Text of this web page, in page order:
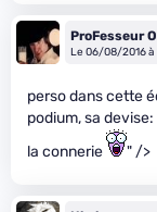
ProFesseur
Le 06/08/2016 à
perso dans cette
podium, sa
la connerie
" />